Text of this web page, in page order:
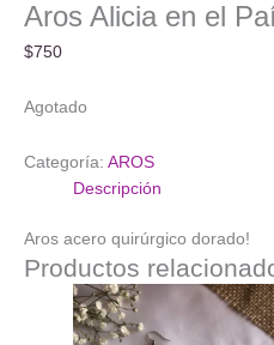
Aros Alicia en el
$750
Agotado
Categoría: AROS
Descripción
Aros acero quirúrgico dorado!
Productos